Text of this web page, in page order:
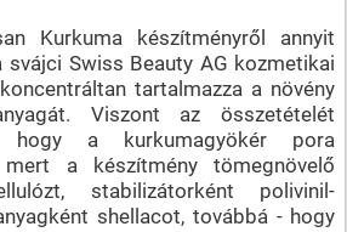
Kurkuma készítményről annyit
Swiss Beauty AG kozmetikai
tartalmazza a növény
Viszont az összetételét
hogy a kurkumagyökér pora
mert a készítmény tömegnövelő
stabilizátorként polivinil-
shellacot, továbbá - hogy